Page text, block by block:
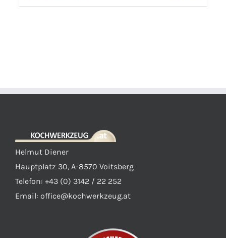
Helmut Diener
Hauptplatz 30, A-8570 Voitsberg
Telefon: +43 (0) 3142 / 22 252
Email: office@kochwerkzeug.at